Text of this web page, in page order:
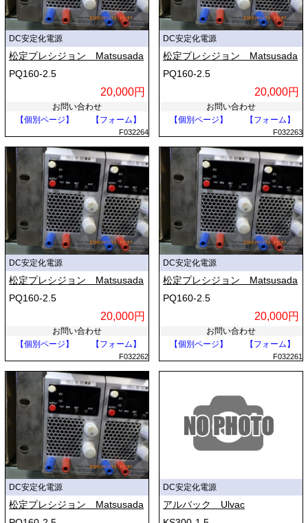
DC安定化電源
松定プレシジョン Matsusada
PQ160-2.5
20,000円
お問い合わせ
【個別ページ】
【フォーム】
F032264
DC安定化電源
松定プレシジョン Matsusada
PQ160-2.5
20,000円
お問い合わせ
【個別ページ】
【フォーム】
F032263
DC安定化電源
松定プレシジョン Matsusada
PQ160-2.5
20,000円
お問い合わせ
【個別ページ】
【フォーム】
F032262
DC安定化電源
松定プレシジョン Matsusada
PQ160-2.5
20,000円
お問い合わせ
【個別ページ】
【フォーム】
F032261
DC安定化電源
松定プレシジョン Matsusada
DC安定化電源
アルバック Ulvac